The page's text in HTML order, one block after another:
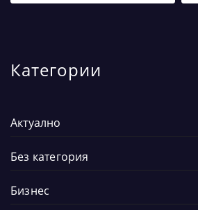
Категории
Актуално
Без категория
Бизнес